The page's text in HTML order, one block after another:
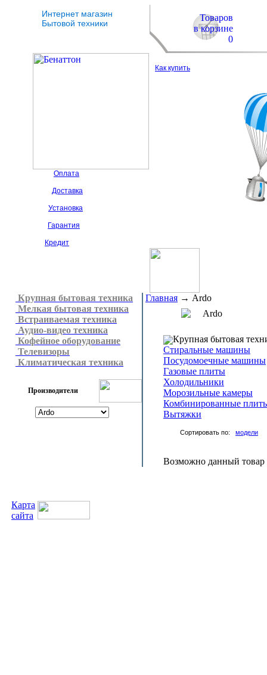
Интернет магазин
Бытовой техники
Товаров
в корзине
0
Как купить
Оплата
Доставка
Установка
Гарантия
Кредит
Крупная бытовая техника
Мелкая бытовая техника
Встраиваемая техника
Аудио-видео техника
Кофейное оборудование
Телевизоры
Климатическая техника
Производители
Главная → Ardo
Ardo
Крупная бытовая
Стиральные машины
Посудомоечные машины
Газовые плиты
Холодильники
Морозильные камеры
Комбинированные
Вытяжки
Сортировать по: модели
Возможно данный товар
Карта
сайта